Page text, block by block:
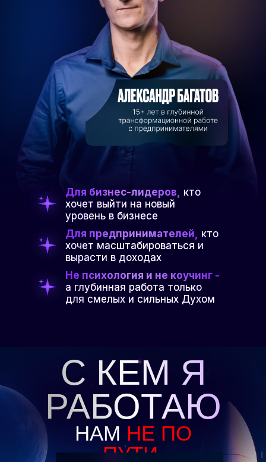
Для бизнес-лидеров, кто
хочет выйти на новый
уровень в бизнесе
Для предпринимателей, кто
хочет масштабироваться и
вырасти в доходах
Не психология и не коучинг -
а глубинная работа только
для смелых и сильных Духом
С КЕМ Я
РАБОТАЮ
НАМ НЕ ПО
ПУТИ,